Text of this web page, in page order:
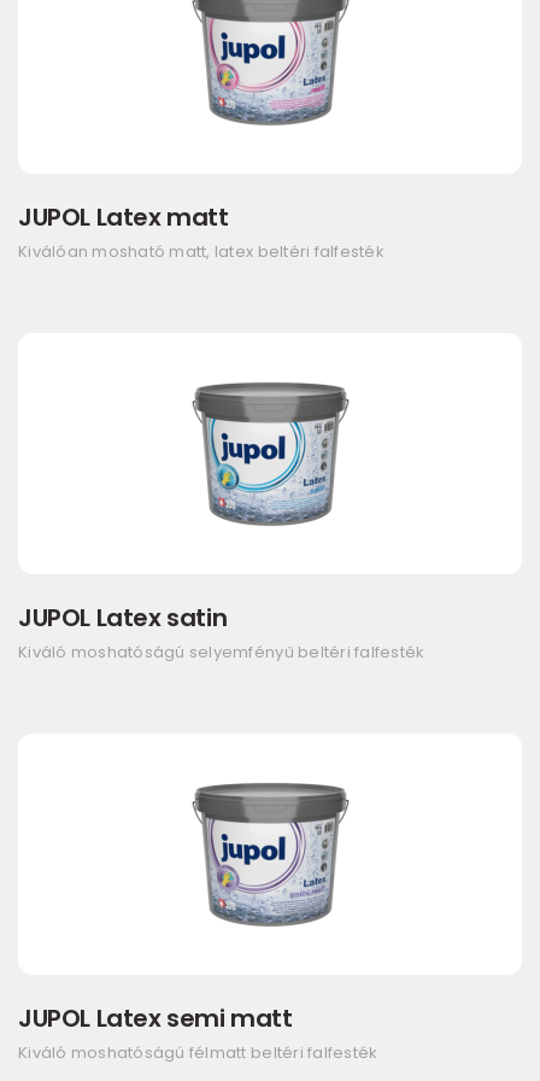
JUPOL Latex matt
Kiválóan mosható matt, latex beltéri falfesték
JUPOL Latex satin
Kiváló moshatóságú selyemfényű beltéri falfesték
JUPOL Latex semi matt
Kiváló moshatóságú félmatt beltéri falfesték